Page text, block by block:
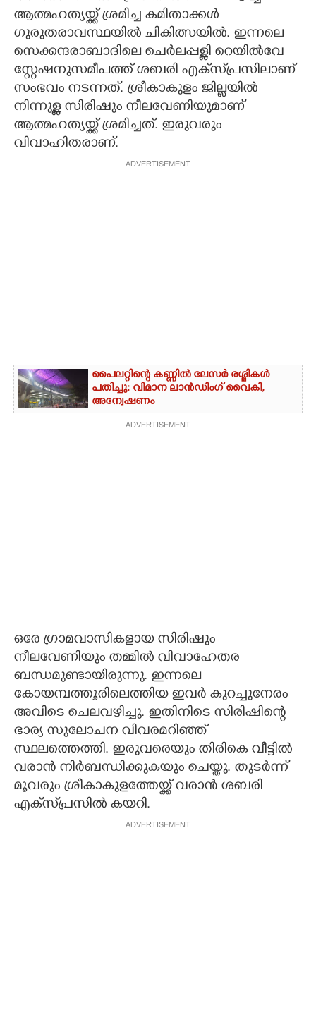
LITERATURE
CONTACT US
ആത്മഹത്യയ്ക്ക് ശ്രമിച്ച കമിതാക്കൾ
ഗുരുതരാവസ്ഥയിൽ ചികിത്സയിൽ. ഇന്നലെ
സെക്കന്ദരാബാദിലെ ചെർലപ്പള്ളി റെയിൽവേ
സ്റ്റേഷനുസമീപത്ത് ശബരി എക്‌സ്‌‌‌പ്രസിലാണ്
സംഭവം നടന്നത്. ശ്രീകാകുളം ജില്ലയിൽ
നിന്നുള്ള സിരിഷും നീലവേണിയുമാണ്
ആത്മഹത്യയ്ക്ക് ശ്രമിച്ചത്. ഇരുവരും
വിവാഹിതരാണ്.
ADVERTISEMENT
പൈലറ്റിന്റെ കണ്ണിൽ ലേസർ രശ്മികൾ
പതിച്ചു: വിമാന ലാൻഡിംഗ് വൈകി,
അന്വേഷണം
ADVERTISEMENT
ഒരേ ഗ്രാമവാസികളായ സിരിഷും
നീലവേണിയും തമ്മിൽ വിവാഹേതര
ബന്ധമുണ്ടായിരുന്നു. ഇന്നലെ
കോയമ്പത്തൂരിലെത്തിയ ഇവർ കുറച്ചുനേരം
അവിടെ ചെലവഴിച്ചു. ഇതിനിടെ സിരിഷിന്റെ
ഭാര്യ സുലോചന വിവരമറിഞ്ഞ്
സ്ഥലത്തെത്തി. ഇരുവരെയും തിരികെ വീട്ടിൽ
വരാൻ നിർബന്ധിക്കുകയും ചെയ്തു. തുടർന്ന്
മൂവരും ശ്രീകാകുളത്തേയ്ക്ക് വരാൻ ശബരി
എക്‌സ്‌‌പ്രസിൽ കയറി.
ADVERTISEMENT